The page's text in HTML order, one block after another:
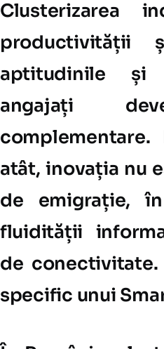
Clusterizarea
productivității
aptitudinile și
angajați
atât, inovația nu
de emigrație,
fluidității
de conectivitate.
specific unui